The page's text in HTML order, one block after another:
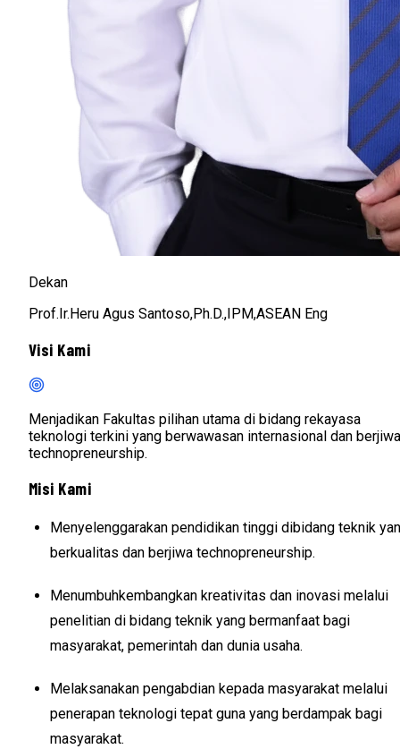
Dekan
Prof.Ir.Heru Agus Santoso,Ph.D.,IPM,ASEAN Eng
Visi Kami
Menjadikan Fakultas pilihan utama di bidang rekayasa
teknologi terkini yang berwawasan internasional dan berjiwa
technopreneurship.
Misi Kami
Menyelenggarakan pendidikan tinggi dibidang teknik
berkualitas dan berjiwa technopreneurship.
Menumbuhkembangkan kreativitas dan inovasi melalui
penelitian di bidang teknik yang bermanfaat bagi
masyarakat, pemerintah dan dunia usaha.
Melaksanakan pengabdian kepada masyarakat melalui
penerapan teknologi tepat guna yang berdampak bagi
masyarakat.